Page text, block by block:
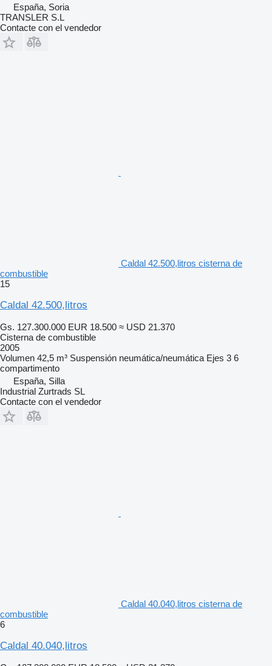
España, Soria
TRANSLER S.L
Contacte con el vendedor
Caldal 42.500,litros cisterna de
combustible
15
Caldal 42.500,litros
Gs. 127.300.000 EUR 18.500 ≈ USD 21.370
Cisterna de combustible
2005
Volumen 42,5 m³ Suspensión neumática/neumática Ejes 3 6
compartimento
España, Silla
Industrial Zurtrads SL
Contacte con el vendedor
Caldal 40.040,litros cisterna de
combustible
6
Caldal 40.040,litros